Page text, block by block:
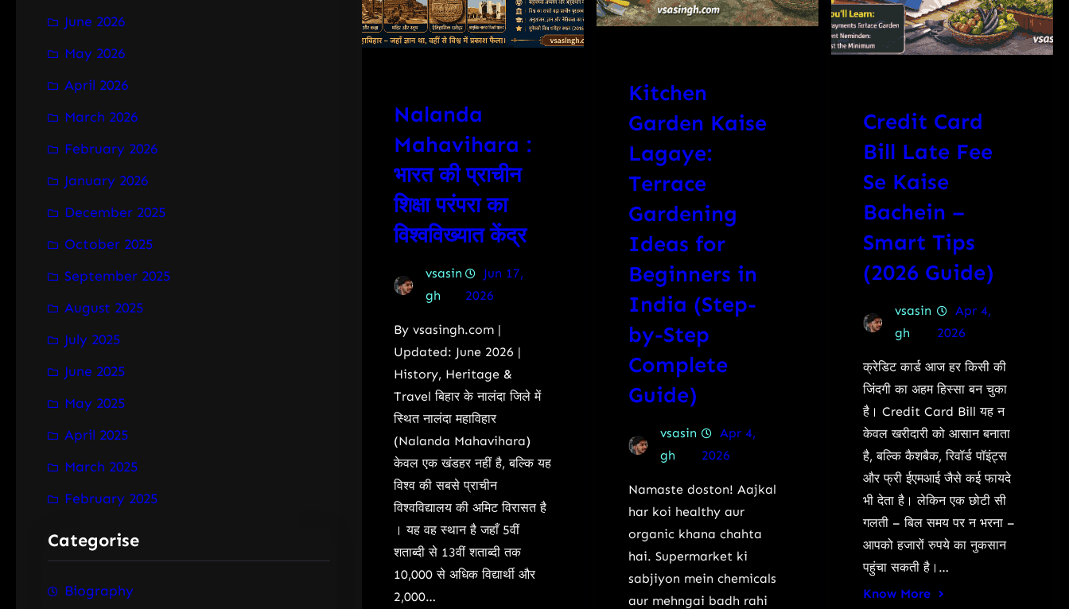
June 2026
May 2026
April 2026
March 2026
February 2026
January 2026
December 2025
October 2025
September 2025
August 2025
July 2025
June 2025
May 2025
April 2025
March 2025
February 2025
Categorise
Biography
Nalanda
Mahavihara :
भारत की प्राचीन
शिक्षा परंपरा का
विश्वविख्यात केंद्र
vsasin
gh
Jun 17,
2026
By vsasingh.com |
Updated: June 2026 |
History, Heritage &
Travel बिहार के नालंदा जिले में
स्थित नालंदा महाविहार
(Nalanda Mahavihara)
केवल एक खंडहर नहीं है, बल्कि यह
विश्व की सबसे प्राचीन
विश्वविद्यालय की अमिट विरासत है
। यह वह स्थान है जहाँ 5वीं
शताब्दी से 13वीं शताब्दी तक
10,000 से अधिक विद्यार्थी और
2,000…
Kitchen
Garden Kaise
Lagaye:
Terrace
Gardening
Ideas for
Beginners in
India (Step-
by-Step
Complete
Guide)
vsasin
gh
Apr 4,
2026
Namaste doston! Aajkal
har koi healthy aur
organic khana chahta
hai. Supermarket ki
sabjiyon mein chemicals
aur mehngai badh rahi
Credit Card
Bill Late Fee
Se Kaise
Bachein –
Smart Tips
(2026 Guide)
vsasin
gh
Apr 4,
2026
क्रेडिट कार्ड आज हर किसी की
जिंदगी का अहम हिस्सा बन चुका
है। Credit Card Bill यह न
केवल खरीदारी को आसान बनाता
है, बल्कि कैशबैक, रिवॉर्ड पॉइंट्स
और फ्री ईएमआई जैसे कई फायदे
भी देता है। लेकिन एक छोटी सी
गलती – बिल समय पर न भरना –
आपको हजारों रुपये का नुकसान
पहुंचा सकती है।…
Know More